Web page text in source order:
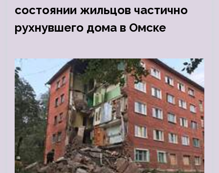
состоянии жильцов частично
рухнувшего дома в Омске